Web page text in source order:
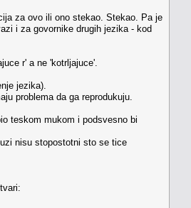
za ovo ili ono stekao. Stekao. Pa je
i za govornike drugih jezika - kod
r' a ne 'kotrljajuce'.
jezika).
problema da ga reprodukuju.
teskom mukom i podsvesno bi
nisu stopostotni sto se tice